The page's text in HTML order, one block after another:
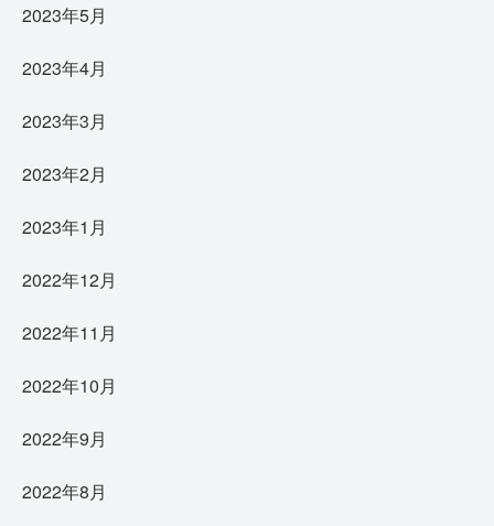
2023年5月
2023年4月
2023年3月
2023年2月
2023年1月
2022年12月
2022年11月
2022年10月
2022年9月
2022年8月